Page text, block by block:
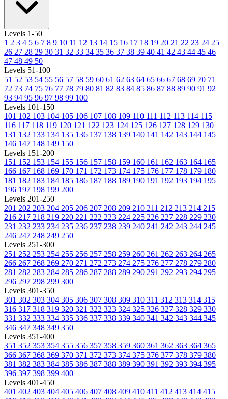
Levels 1-50
1 2 3 4 5 6 7 8 9 10 11 12 13 14 15 16 17 18 19 20 21 22 23 24 25
26 27 28 29 30 31 32 33 34 35 36 37 38 39 40 41 42 43 44 45 46
47 48 49 50
Levels 51-100
51 52 53 54 55 56 57 58 59 60 61 62 63 64 65 66 67 68 69 70 71
72 73 74 75 76 77 78 79 80 81 82 83 84 85 86 87 88 89 90 91 92
93 94 95 96 97 98 99 100
Levels 101-150
101 102 103 104 105 106 107 108 109 110 111 112 113 114 115
116 117 118 119 120 121 122 123 124 125 126 127 128 129 130
131 132 133 134 135 136 137 138 139 140 141 142 143 144 145
146 147 148 149 150
Levels 151-200
151 152 153 154 155 156 157 158 159 160 161 162 163 164 165
166 167 168 169 170 171 172 173 174 175 176 177 178 179 180
181 182 183 184 185 186 187 188 189 190 191 192 193 194 195
196 197 198 199 200
Levels 201-250
201 202 203 204 205 206 207 208 209 210 211 212 213 214 215
216 217 218 219 220 221 222 223 224 225 226 227 228 229 230
231 232 233 234 235 236 237 238 239 240 241 242 243 244 245
246 247 248 249 250
Levels 251-300
251 252 253 254 255 256 257 258 259 260 261 262 263 264 265
266 267 268 269 270 271 272 273 274 275 276 277 278 279 280
281 282 283 284 285 286 287 288 289 290 291 292 293 294 295
296 297 298 299 300
Levels 301-350
301 302 303 304 305 306 307 308 309 310 311 312 313 314 315
316 317 318 319 320 321 322 323 324 325 326 327 328 329 330
331 332 333 334 335 336 337 338 339 340 341 342 343 344 345
346 347 348 349 350
Levels 351-400
351 352 353 354 355 356 357 358 359 360 361 362 363 364 365
366 367 368 369 370 371 372 373 374 375 376 377 378 379 380
381 382 383 384 385 386 387 388 389 390 391 392 393 394 395
396 397 398 399 400
Levels 401-450
401 402 403 404 405 406 407 408 409 410 411 412 413 414 415